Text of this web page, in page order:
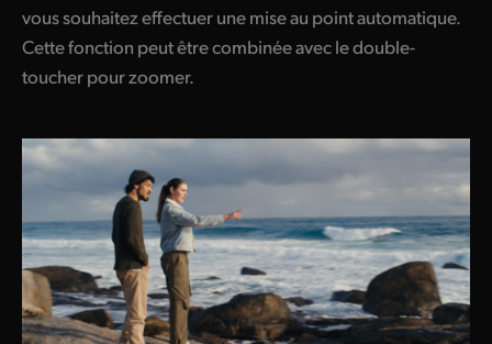
vous souhaitez effectuer une mise au point automatique.
Cette fonction peut être combinée avec le double-
toucher pour zoomer.